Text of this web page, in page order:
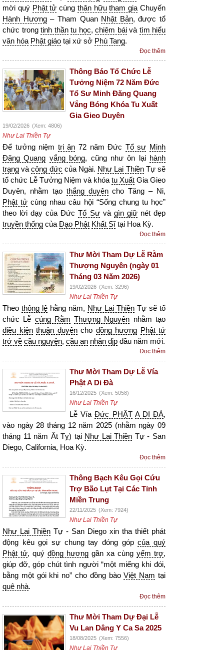
mời quý Phật tử cùng thân hữu tham gia Chuyến
Hành Hương– Tham Quan Nhật Bản, được tổ
chức trong tinh thần tu học, chiêm báivà tìm hiểu
văn hóa Phật giáo tại xứ sở Phù Tang.
Đọc thêm
Thông Báo Tổ Chức Lễ
Tưởng Niệm 72 Năm Đức
Tổ Sư Minh Đăng Quang
Vắng Bóng Khóa Tu Xuất
Gia Gieo Duyên
19/02/2026 (Xem: 4806)
Như Lai Thiền Tự
Để tưởng niệm tri ân 72 năm Đức Tổ sư Minh
Đăng Quang vắng bóng, cũng như ôn lại hành
trạng vàcông đức của Ngài. Như Lai ThiềnTự sẽ
tổ chức Lễ Tưởng Niệm và khóa tu Xuất Gia Gieo
Duyên, nhằm tạo thắng duyêncho Tăng – Ni,
Phật tử cùng nhau câu hội “Sống chung tu học”
theo lời dạy của ĐứcTổ Sưvà gìn giữnét đẹp
truyền thống của Đạo Phật Khất Sĩtại Hoa Kỳ.
Đọc thêm
Thư Mời Tham Dự Lễ Rằm
Thượng Nguyên (ngày 01
Tháng 03 Năm 2026)
19/02/2026 (Xem: 3296)
Như Lai Thiền Tự
Theo thông lệ hằng năm, Như Lai Thiền Tự sẽ tổ
chức Lễ cúng Rằm Thượng Nguyên nhằm tạo
điều kiện thuận duyêncho đồng hương Phật tử
trở về cầu nguyện, cầu an nhân dịp đầu năm mới.
Đọc thêm
Thư Mời Tham Dự Lễ Vía
Phật A Di Đà
16/12/2025 (Xem: 5058)
Như Lai Thiền Tự
Lễ VíaĐức PHẬT A DI ĐÀ,
vào ngày 28 tháng 12 năm 2025 (nhằm ngày 09
tháng 11 năm Ất Tỵ) tại Như Lai Thiền Tự - San
Diego, California, Hoa Kỳ.
Đọc thêm
Thông Bạch Kêu Gọi Cứu
Trợ Bão Lụt Tại Các Tỉnh
Miền Trung
22/11/2025 (Xem: 7924)
Như Lai Thiền Tự
Như Lai Thiền Tự - San Diego xin tha thiết phát
động kêu gọi sự chung tay đóng gópcủa quý
Phật tử, quý đồng hương gần xa cùng yểm trợ,
giúp đỡ, góp chút tình người “một miếng khi đói,
bằng một gói khi no” cho đồng bàoViệt Nam tại
quê nhà.
Đọc thêm
Thư Mời Tham Dự Đại Lễ
Vu Lan Dâng Y Ca Sa 2025
18/08/2025 (Xem: 7556)
Như Lai Thiền Tự